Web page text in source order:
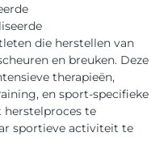
die herstellen van
en breuken. Deze
therapieën,
en sport-specifieke
te
sportieve activiteit te